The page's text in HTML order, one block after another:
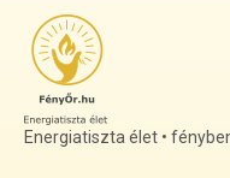
Energiatiszta élet •